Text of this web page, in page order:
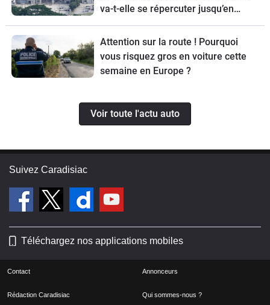
va-t-elle se répercuter jusqu’en
Europe ?
Attention sur la route ! Pourquoi
vous risquez gros en voiture cette
semaine en Europe ?
Voir toute l'actu auto
Suivez Caradisiac
Téléchargez nos applications mobiles
Contact Annonceurs
Rédaction Caradisiac Qui sommes-nous ?